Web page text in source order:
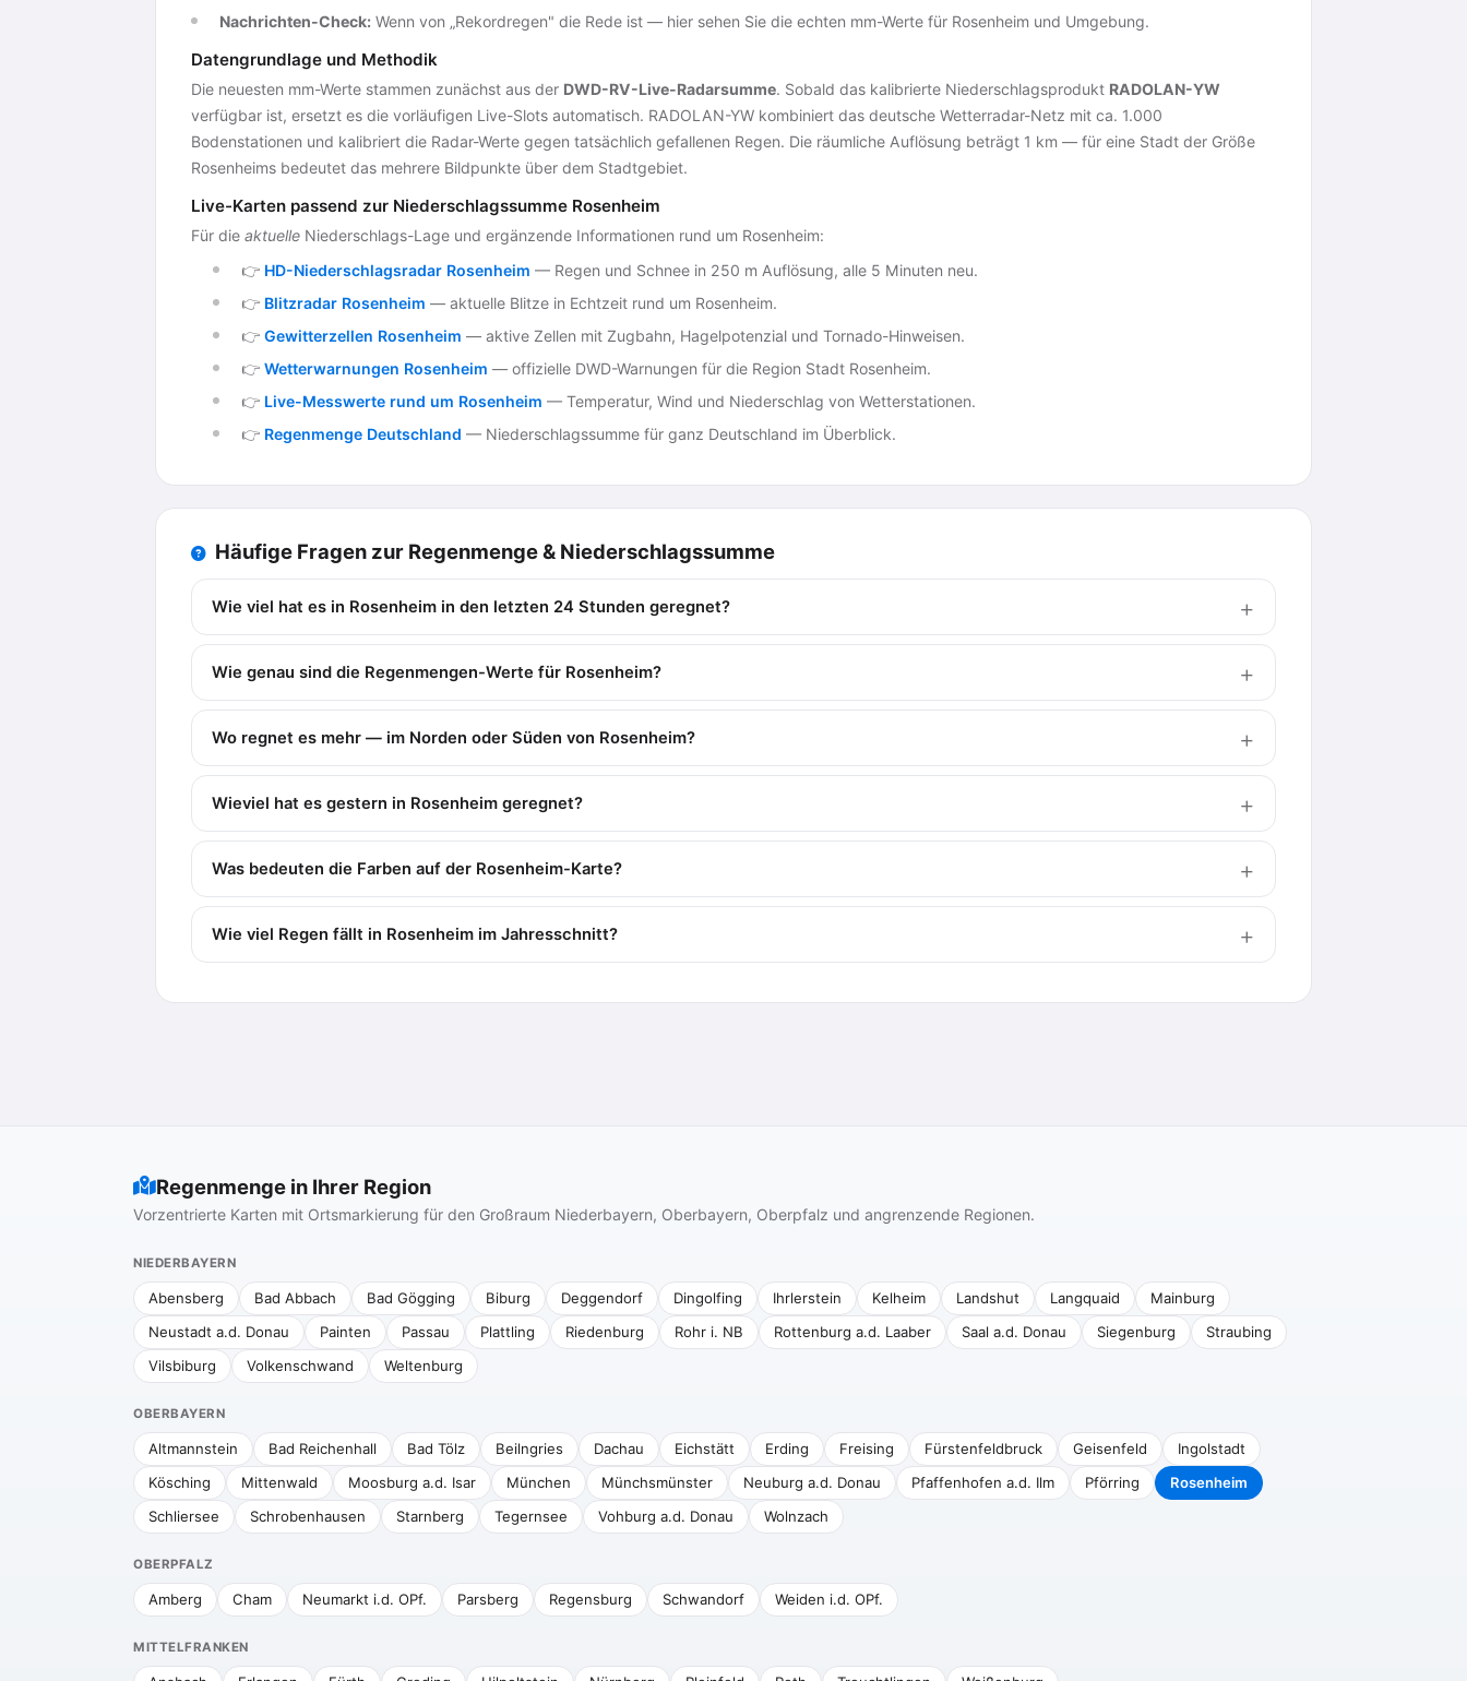
Nachrichten-Check: Wenn von „Rekordregen" die Rede ist — hier sehen Sie die echten mm-Werte für Rosenheim und Umgebung.
Datengrundlage und Methodik
Die neuesten mm-Werte stammen zunächst aus der DWD-RV-Live-Radarsumme. Sobald das kalibrierte Niederschlagsprodukt RADOLAN-YW
verfügbar ist, ersetzt es die vorläufigen Live-Slots automatisch. RADOLAN-YW kombiniert das deutsche Wetterradar-Netz mit ca. 1.000
Bodenstationen und kalibriert die Radar-Werte gegen tatsächlich gefallenen Regen. Die räumliche Auflösung beträgt 1 km — für eine Stadt der Größe
Rosenheims bedeutet das mehrere Bildpunkte über dem Stadtgebiet.
Live-Karten passend zur Niederschlagssumme Rosenheim
Für die aktuelle Niederschlags-Lage und ergänzende Informationen rund um Rosenheim:
👉 HD-Niederschlagsradar Rosenheim — Regen und Schnee in 250 m Auflösung, alle 5 Minuten neu.
👉 Blitzradar Rosenheim — aktuelle Blitze in Echtzeit rund um Rosenheim.
👉 Gewitterzellen Rosenheim — aktive Zellen mit Zugbahn, Hagelpotenzial und Tornado-Hinweisen.
👉 Wetterwarnungen Rosenheim — offizielle DWD-Warnungen für die Region Stadt Rosenheim.
👉 Live-Messwerte rund um Rosenheim — Temperatur, Wind und Niederschlag von Wetterstationen.
👉 Regenmenge Deutschland — Niederschlagssumme für ganz Deutschland im Überblick.
Häufige Fragen zur Regenmenge & Niederschlagssumme
Wie viel hat es in Rosenheim in den letzten 24 Stunden geregnet?
Wie genau sind die Regenmengen-Werte für Rosenheim?
Wo regnet es mehr — im Norden oder Süden von Rosenheim?
Wieviel hat es gestern in Rosenheim geregnet?
Was bedeuten die Farben auf der Rosenheim-Karte?
Wie viel Regen fällt in Rosenheim im Jahresschnitt?
Regenmenge in Ihrer Region
Vorzentrierte Karten mit Ortsmarkierung für den Großraum Niederbayern, Oberbayern, Oberpfalz und angrenzende Regionen.
NIEDERBAYERN
Abensberg Bad Abbach Bad Gögging Biburg Deggendorf Dingolfing Ihrlerstein Kelheim Landshut Langquaid
Mainburg
Neustadt a.d. Donau
Painten Passau Plattling Riedenburg Rohr i. NB Rottenburg a.d. Laaber Saal a.d. Donau Siegenburg
Straubing
Vilsbiburg
Volkenschwand Weltenburg
OBERBAYERN
Altmannstein Bad Reichenhall Bad Tölz Beilngries Dachau Eichstätt Erding Freising Fürstenfeldbruck Geisenfeld
Ingolstadt
Kösching
Mittenwald Moosburg a.d. Isar München Münchsmünster Neuburg a.d. Donau Pfaffenhofen a.d. Ilm Pförring
Rosenheim
Schliersee
Schrobenhausen Starnberg Tegernsee Vohburg a.d. Donau Wolnzach
OBERPFALZ
Amberg Cham Neumarkt i.d. OPf. Parsberg Regensburg Schwandorf Weiden i.d. OPf.
MITTELFRANKEN